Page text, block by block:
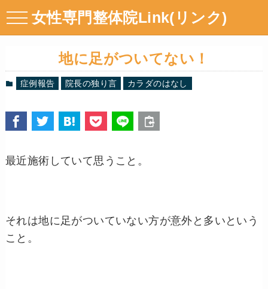
女性専門整体院Link(リンク)
地に足がついてない！
症例報告 院長の独り言 カラダのはなし
最近施術していて思うこと。
それは地に足がついていない方が意外と多いという
こと。